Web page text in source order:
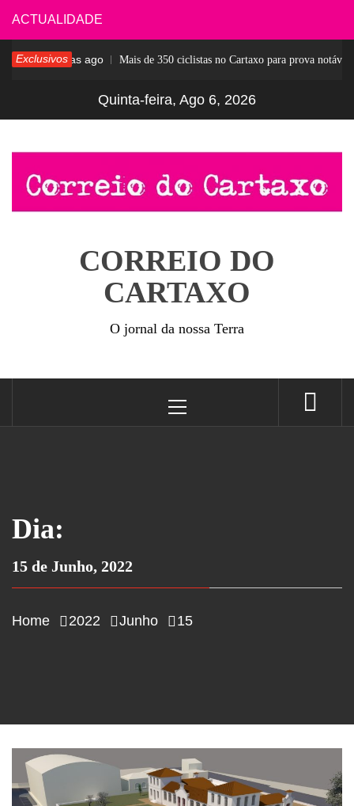
Skip
to
content
ACTUALIDADE
Exclusivos4 dias ago Mais de 350 ciclistas no Cartaxo para prova notável
Quinta-feira, Ago 6, 2026
CORREIO DO
CARTAXO
O jornal da nossa Terra
Menu
Dia:
15 de Junho, 2022
Home 2022 Junho 15